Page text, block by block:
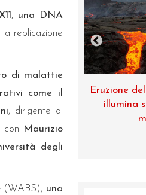
, una DNA
replicazione
di malattie
come il
, dirigente di
con
Maurizio
degli
(WABS), una
la Porta
Eruzione
illumina